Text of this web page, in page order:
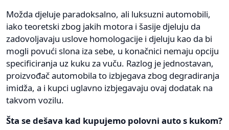
Možda djeluje paradoksalno, ali luksuzni automobili,
iako teoretski zbog jakih motora i šasije djeluju da
zadovoljavaju uslove homologacije i djeluju kao da bi
mogli povući slona iza sebe, u konačnici nemaju opciju
specificiranja uz kuku za vuču. Razlog je jednostavan,
proizvođač automobila to izbjegava zbog degradiranja
imidža, a i kupci uglavno izbjegavaju ovaj dodatak na
takvom vozilu.
Šta se dešava kad kupujemo polovni auto s kukom?